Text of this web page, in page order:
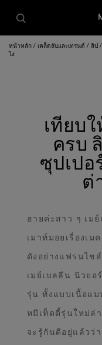
หน้าหลัก เคล็ดลับและเทรนด์ ลิป
ไง
เทียบ
ครบ
ซุปเปอ
ต่
ฮายค่ะสาว ๆ เม
เมาท์มอยเรื่องเ
ดังอย่างแฟรนไช
เมย์เบลลีน นิวยอ
รุ่น ทั้งแบบเนื้อแ
หมีเท็ดดี้รุ่นใหม่ล่
จะรู้กันดีอยู่แล้วว่